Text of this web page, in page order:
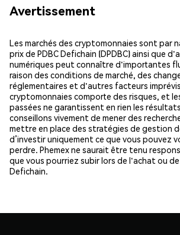
Avertissement
Les marchés des cryptomonnaies sont par
prix de PDBC Defichain (DPDBC) ainsi que
numériques peut connaître d'importantes
raison des conditions de marché, des
réglementaires et d'autres facteurs
cryptomonnaies comporte des risques, et
passées ne garantissent en rien les
conseillons vivement de mener des
mettre en place des stratégies de gestion
d’investir uniquement ce que vous pouvez
perdre. Phemex ne saurait être tenu
que vous pourriez subir lors de l'achat ou de
Defichain.